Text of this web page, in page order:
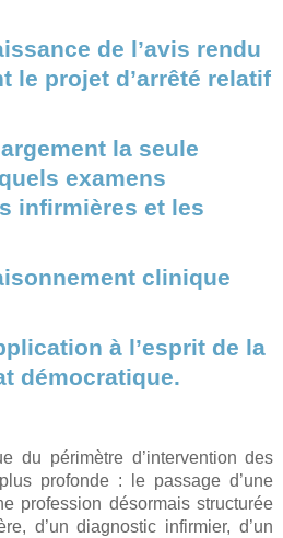
de l’avis rendu
le projet d’arrêté relatif
la seule
examens
infirmières et les
clinique
à l’esprit de la
démocratique.
du périmètre d’intervention des
profonde : le passage d’une
profession désormais structurée
d’un diagnostic infirmier, d’un